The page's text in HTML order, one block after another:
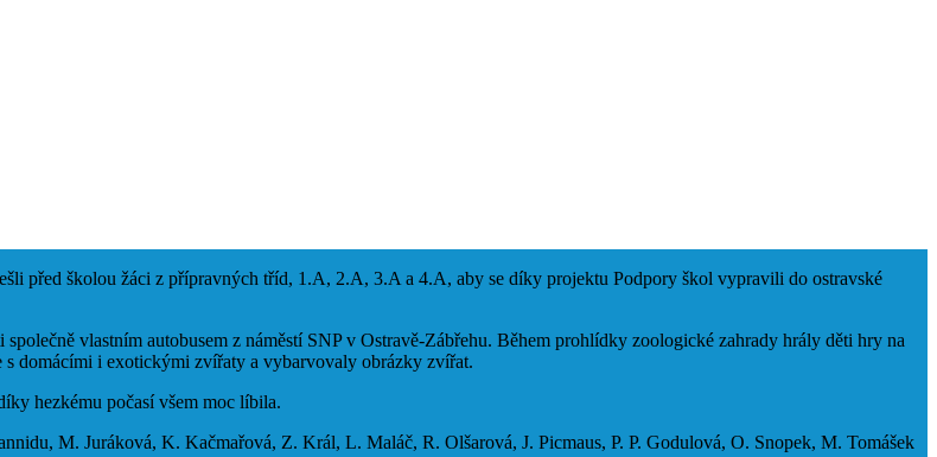
před školou žáci z přípravných tříd, 1.A, 2.A, 3.A a 4.A, aby se díky projektu Podpory škol vypravili do ostravské
vlastním autobusem z náměstí SNP v Ostravě-Zábřehu. Během prohlídky zoologické zahrady hrály děti hry na
s domácími i exotickými zvířaty a vybarvovaly obrázky zvířat.
hezkému počasí všem moc líbila.
M. Juráková, K. Kačmařová, Z. Král, L. Maláč, R. Olšarová, J. Picmaus, P. P. Godulová, O. Snopek, M. Tomášek